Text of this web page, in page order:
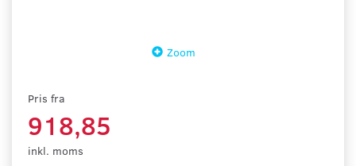
Zoom
Pris fra
918,85
inkl. moms